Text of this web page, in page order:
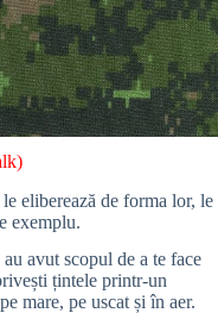
)
eliberează de forma lor, le
exemplu.
avut scopul de a te face
țintele printr-un
mare, pe uscat și în aer.